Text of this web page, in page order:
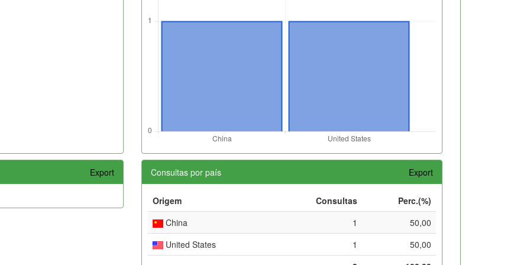
Export Consultas por país Export
Origem Consultas
Perc.(%)
China
1
50,00
United States
1
50,00